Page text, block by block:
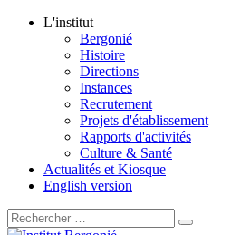
L'institut
Bergonié
Histoire
Directions
Instances
Recrutement
Projets d'établissement
Rapports d'activités
Culture & Santé
Actualités et Kiosque
English version
Rechercher :